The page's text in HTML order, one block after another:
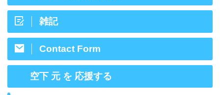
雑記
Contact Form
空下 元 を 応援する